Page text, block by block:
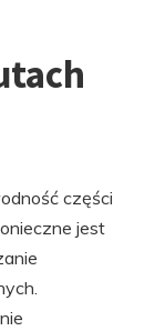
części
jest